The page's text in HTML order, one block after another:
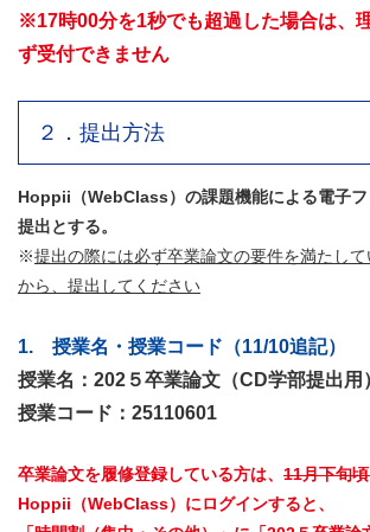
※17時00分を1秒でも超過した場合は、
ず受付できません
２．提出方法
Hoppii（WebClass）の課題機能による電子フ
提出とする。
※提出の際には必ず卒業論文の要件を満たし
から、提出してください
1. 授業名・授業コード（11/10追記）
授業名：202５卒業論文（CD学部提出用
授業コード：25110601
卒業論文を履修登録している方は、 11月下旬
Hoppii（WebClass）にログインすると、